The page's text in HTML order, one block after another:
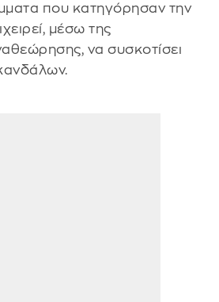
που κατηγόρησαν την
μέσω της
να συσκοτίσει